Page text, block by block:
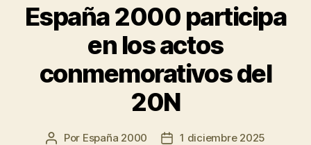
España 2000 participa
en los actos
conmemorativos del
20N
Por España 2000 1 diciembre 2025